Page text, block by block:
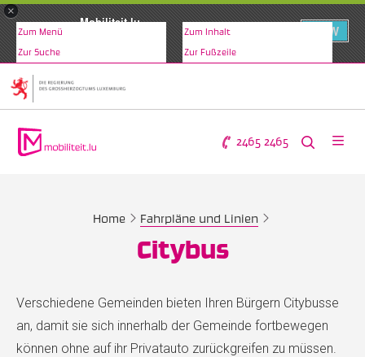
×
Mobiliteit.lu
VIEW
Zum Menü Zum Inhalt
Zur Suche Zur Fußzeile
2465 2465
Home Fahrpläne und Linien
Citybus
Verschiedene Gemeinden bieten Ihren Bürgern Citybusse
an, damit sie sich innerhalb der Gemeinde fortbewegen
können ohne auf ihr Privatauto zurückgreifen zu müssen.